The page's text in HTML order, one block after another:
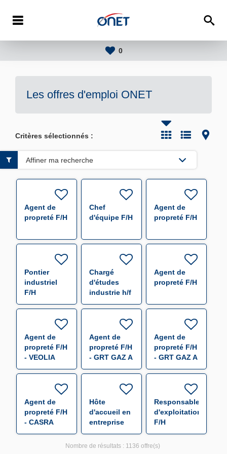
0
Les offres d'emploi ONET
Critères sélectionnés :
Agent de
propreté F/H
Chef
d'équipe F/H
Agent de
propreté F/H
Pontier
industriel
F/H
Chargé
d'études
industrie h/f
Agent de
propreté F/H
Agent de
propreté F/H
- VEOLIA
CHATEAUNEUF
GALAURE
Agent de
propreté F/H
- GRT GAZ A
SAINT AVIT
Agent de
propreté F/H
- GRT GAZ A
CHATEAUNEUF
GALAURE
Agent de
propreté F/H
- CASRA
ANNEYRON
Hôte
d'accueil en
entreprise
F/H
Responsable
d'exploitation
F/H
Affiner ma recherche
Nombre de résultats : 1136 offre(s)